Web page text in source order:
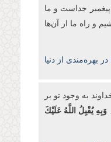
پیغمبر جداست و ما
و راه ما از آن‌ها
در بهره‌مندی از دنیا
به وجود تو بر
وَبِهِ یُقْبِلُ اللَّهُ عَلَیْكَ